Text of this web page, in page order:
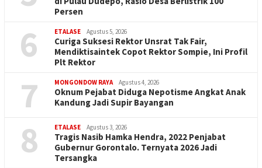
Persen
6 ETALASE Agustus 5, 2026
Curiga Suksesi Rektor Unsrat Tak Fair,
Mendiktisaintek Copot Rektor Sompie, Ini Profil
Plt Rektor
7 MONGONDOW RAYA Agustus 4, 2026
Oknum Pejabat Diduga Nepotisme Angkat Anak
Kandung Jadi Supir Bayangan
8 ETALASE Agustus 3, 2026
Tragis Nasib Hamka Hendra, 2022 Penjabat
Gubernur Gorontalo. Ternyata 2026 Jadi
Tersangka